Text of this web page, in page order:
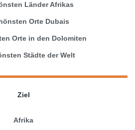
Länder Afrikas
Orte Dubais
Orte in den Dolomiten
Städte der Welt
Ziel
Afrika